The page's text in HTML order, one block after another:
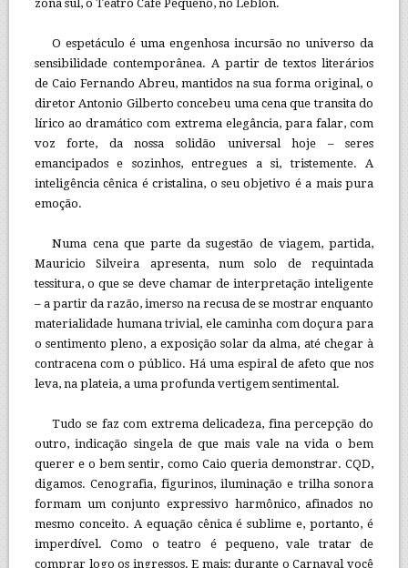
zona sul, o Teatro Café Pequeno, no Leblon.
O espetáculo é uma engenhosa incursão no universo da
sensibilidade contemporânea. A partir de textos literários
de Caio Fernando Abreu, mantidos na sua forma original, o
diretor Antonio Gilberto concebeu uma cena que transita do
lírico ao dramático com extrema elegância, para falar, com
voz forte, da nossa solidão universal hoje – seres
emancipados e sozinhos, entregues a si, tristemente. A
inteligência cênica é cristalina, o seu objetivo é a mais pura
emoção.
Numa cena que parte da sugestão de viagem, partida,
Mauricio Silveira apresenta, num solo de requintada
tessitura, o que se deve chamar de interpretação inteligente
– a partir da razão, imerso na recusa de se mostrar enquanto
materialidade humana trivial, ele caminha com doçura para
o sentimento pleno, a exposição solar da alma, até chegar à
contracena com o público. Há uma espiral de afeto que nos
leva, na plateia, a uma profunda vertigem sentimental.
Tudo se faz com extrema delicadeza, fina percepção do
outro, indicação singela de que mais vale na vida o bem
querer e o bem sentir, como Caio queria demonstrar. CQD,
digamos. Cenografia, figurinos, iluminação e trilha sonora
formam um conjunto expressivo harmônico, afinados no
mesmo conceito. A equação cênica é sublime e, portanto, é
imperdível. Como o teatro é pequeno, vale tratar de
comprar logo os ingressos. E mais: durante o Carnaval você